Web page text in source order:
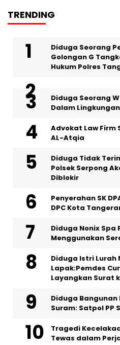
TRENDING
‎Diduga Seorang
Golongan G
Hukum Polres
‎Diduga Seorang
Dalam
Advokat Law Firm
AL-Atqia
Diduga Tidak
Polsek Serpong
Diblokir
Penyerahan SK
DPC Kota
‎Diduga Nonix Spa
Menggunakan
‎Diduga Istri Lurah
Lapak:Pemdes
Layangkan Surat
Diduga Bangunan
Suram: Satpol PP
Tragedi
Tewas dalam